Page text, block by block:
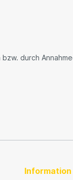
durch
Information